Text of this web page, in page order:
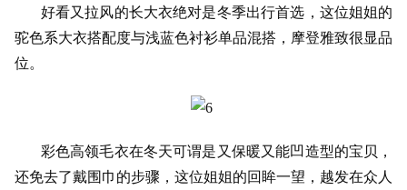
好看又拉风的长大衣绝对是冬季出行首选，这位姐姐的
驼色系大衣搭配度与浅蓝色衬衫单品混搭，摩登雅致很显品
位。
彩色高领毛衣在冬天可谓是又保暖又能凹造型的宝贝，
还免去了戴围巾的步骤，这位姐姐的回眸一望，越发在众人